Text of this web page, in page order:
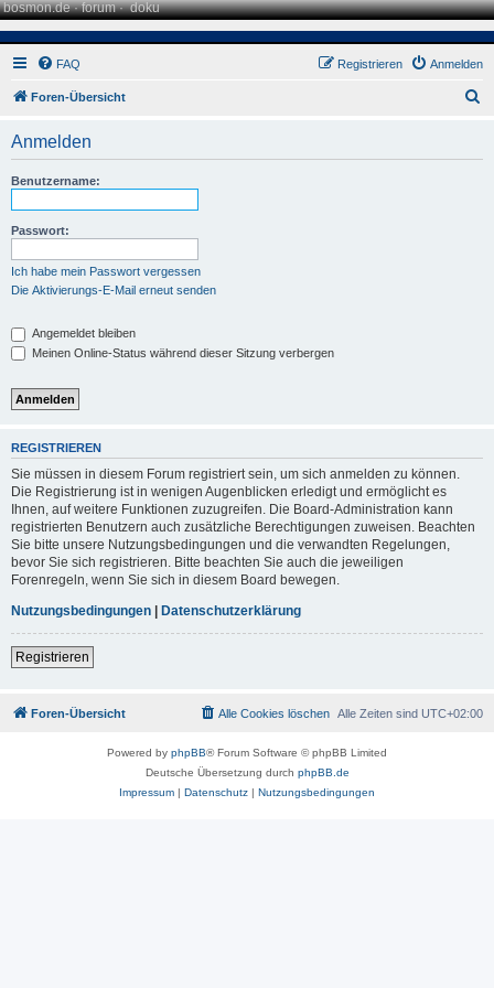
bosmon.de·forum·doku
FAQ Anmelden
Registrieren
Foren-Übersicht
Anmelden
Benutzername:
Passwort:
Ich habe mein Passwort vergessen
Die Aktivierungs-E-Mail erneut senden
Angemeldet bleiben
Meinen Online-Status während dieser Sitzung verbergen
REGISTRIEREN
Sie müssen in diesem Forum registriert sein, um sich anmelden zu können.
Die Registrierung ist in wenigen Augenblicken erledigt und ermöglicht es
Ihnen, auf weitere Funktionen zuzugreifen. Die Board-Administration kann
registrierten Benutzern auch zusätzliche Berechtigungen zuweisen. Beachten
Sie bitte unsere Nutzungsbedingungen und die verwandten Regelungen,
bevor Sie sich registrieren. Bitte beachten Sie auch die jeweiligen
Forenregeln, wenn Sie sich in diesem Board bewegen.
Nutzungsbedingungen | Datenschutzerklärung
Registrieren
Foren-Übersicht Alle Zeiten sind UTC+02:00
Alle Cookies löschen
Powered by phpBB® Forum Software © phpBB Limited
Deutsche Übersetzung durch phpBB.de
Impressum | Datenschutz | Nutzungsbedingungen